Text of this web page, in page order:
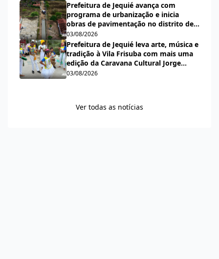
Prefeitura de Jequié avança com
programa de urbanização e inicia
obras de pavimentação no distrito de
Nova Esperança
03/08/2026
Prefeitura de Jequié leva arte, música e
tradição à Vila Frisuba com mais uma
edição da Caravana Cultural Jorge
Salomão
03/08/2026
Ver todas as notícias